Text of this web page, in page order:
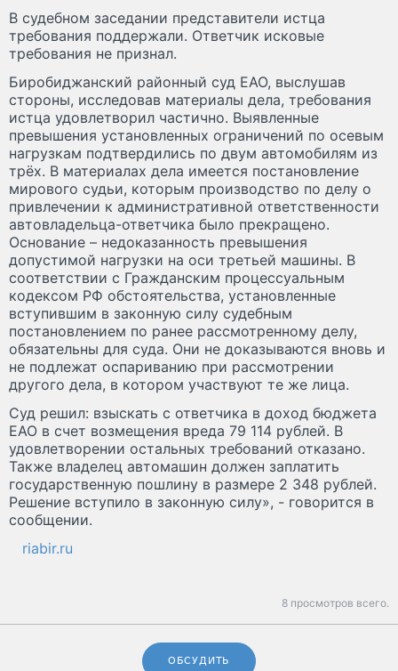
В судебном заседании представители истца
требования поддержали. Ответчик исковые
требования не признал.
Биробиджанский районный суд ЕАО, выслушав
стороны, исследовав материалы дела, требования
истца удовлетворил частично. Выявленные
превышения установленных ограничений по осевым
нагрузкам подтвердились по двум автомобилям из
трёх. В материалах дела имеется постановление
мирового судьи, которым производство по делу о
привлечении к административной ответственности
автовладельца-ответчика было прекращено.
Основание – недоказанность превышения
допустимой нагрузки на оси третьей машины. В
соответствии с Гражданским процессуальным
кодексом РФ обстоятельства, установленные
вступившим в законную силу судебным
постановлением по ранее рассмотренному делу,
обязательны для суда. Они не доказываются вновь и
не подлежат оспариванию при рассмотрении
другого дела, в котором участвуют те же лица.
Суд решил: взыскать с ответчика в доход бюджета
ЕАО в счет возмещения вреда 79 114 рублей. В
удовлетворении остальных требований отказано.
Также владелец автомашин должен заплатить
государственную пошлину в размере 2 348 рублей.
Решение вступило в законную силу», - говорится в
сообщении.
riabir.ru
8 просмотров всего.
ОБСУДИТЬ